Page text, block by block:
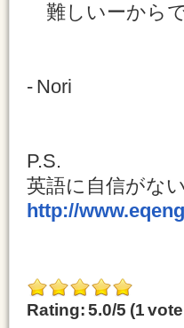
難しいーから
- Nori
P.S.
英語に自信がな
http://
Rating: 5.0/5 (1